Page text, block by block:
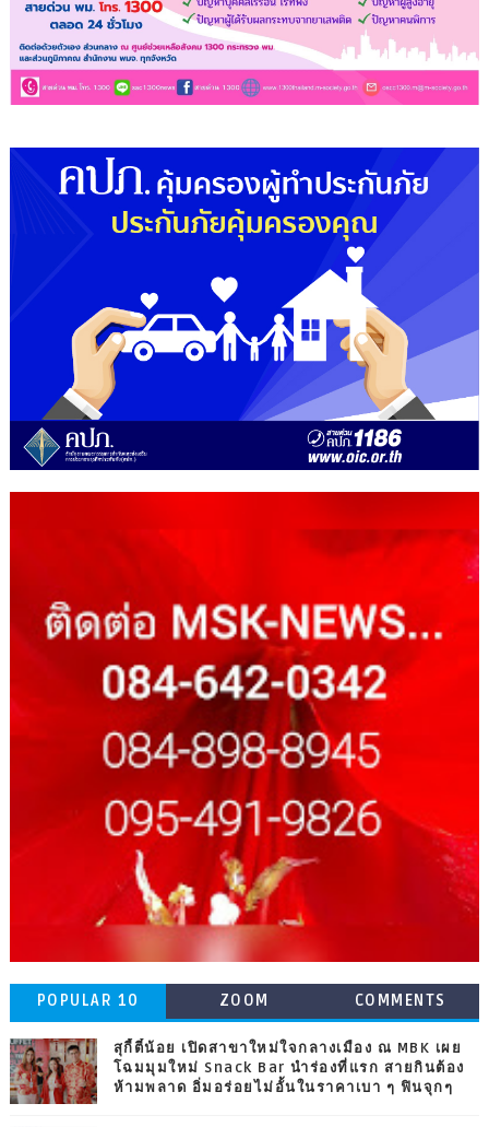
POPULAR 10 ZOOM COMMENTS
สุกี้ตี๋น้อย เปิดสาขาใหม่ใจกลางเมือง ณ MBK เผย
โฉมมุมใหม่ Snack Bar นำร่องที่แรก สายกินต้อง
ห้ามพลาด อิ่มอร่อยไม่อั้นในราคาเบา ๆ ฟินจุกๆ